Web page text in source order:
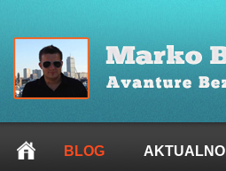
BLOG AKTUALNO